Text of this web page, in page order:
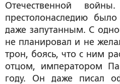
Отечественной
престолонаследию
даже запутанным. С
не планировал и не
трон, боясь, что с ним
отцом, императором
году. Он даже писал